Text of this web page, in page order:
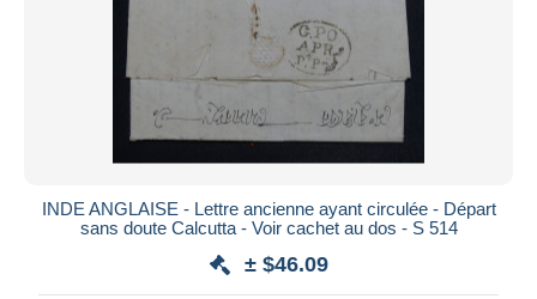
INDE ANGLAISE - Lettre ancienne ayant circulée - Départ
sans doute Calcutta - Voir cachet au dos - S 514
± $46.09